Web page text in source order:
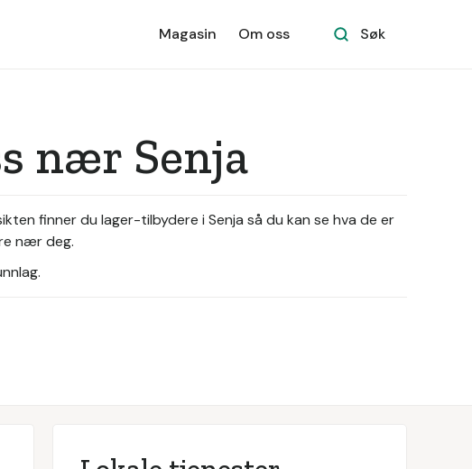
Magasin Om oss Søk
nær Senja
finner du lager-tilbydere i Senja så du kan se hva de er
nær deg.